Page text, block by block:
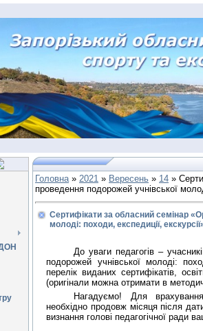
Головна» 2021 » Вересень » 14 »
проведення подорожей учнівської
Сертифікати за обласний семінар
молоді: походи, експедиції,
До уваги педагогів –
подорожей учнівської молоді:
перелік виданих сертифікатів,
(оригінали можна отримати в
Нагадуємо! Для
необхідно продовж місяця після
визнання голові педагогічної ради